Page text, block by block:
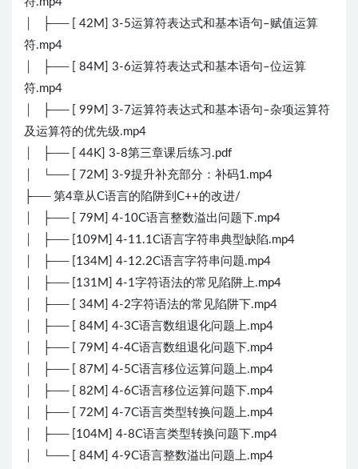
│ ├── [ 42M] 3-5运算符表达式和基本语句–赋值运算
符.mp4
│ ├── [ 84M] 3-6运算符表达式和基本语句–位运算
符.mp4
│ ├── [ 99M] 3-7运算符表达式和基本语句–杂项运算符
及运算符的优先级.mp4
│ ├── [ 44K] 3-8第三章课后练习.pdf
│ └── [ 72M] 3-9提升补充部分：补码1.mp4
├── 第4章从C语言的陷阱到C++的改进/
│ ├── [ 79M] 4-10C语言整数溢出问题下.mp4
│ ├── [109M] 4-11.1C语言字符串典型缺陷.mp4
│ ├── [134M] 4-12.2C语言字符串问题.mp4
│ ├── [131M] 4-1字符语法的常见陷阱上.mp4
│ ├── [ 34M] 4-2字符语法的常见陷阱下.mp4
│ ├── [ 84M] 4-3C语言数组退化问题上.mp4
│ ├── [ 79M] 4-4C语言数组退化问题下.mp4
│ ├── [ 87M] 4-5C语言移位运算问题上.mp4
│ ├── [ 82M] 4-6C语言移位运算问题下.mp4
│ ├── [ 72M] 4-7C语言类型转换问题上.mp4
│ ├── [104M] 4-8C语言类型转换问题下.mp4
│ └── [ 84M] 4-9C语言整数溢出问题上.mp4